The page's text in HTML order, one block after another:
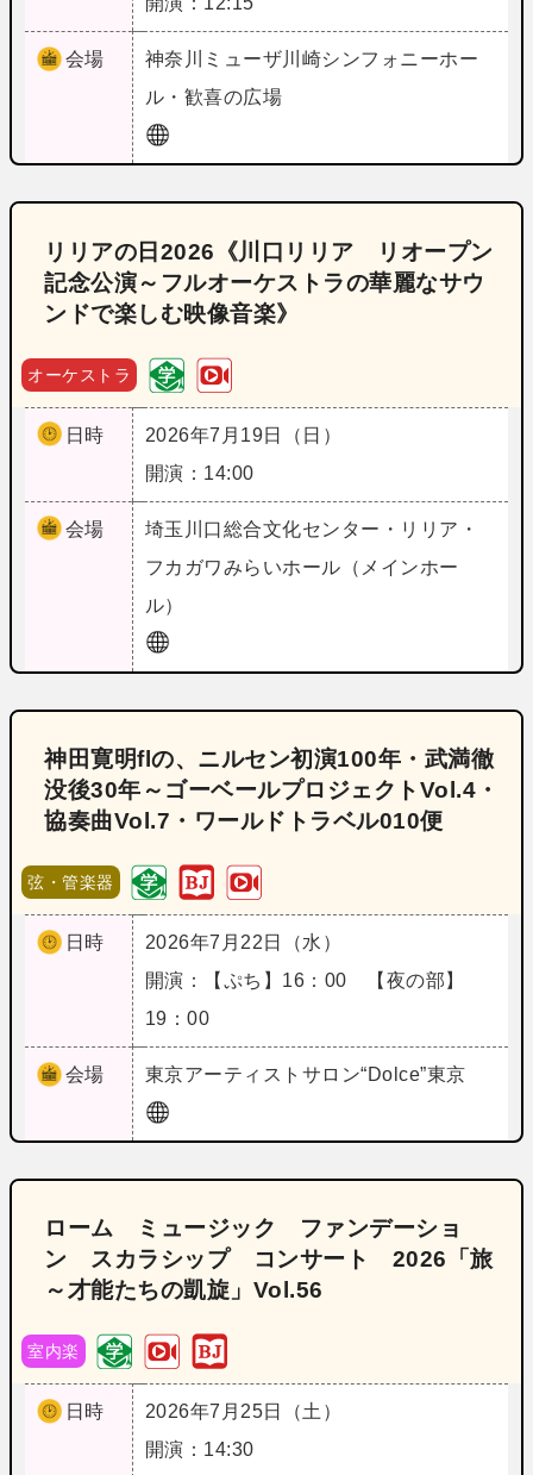
会場 神奈川
ミューザ川崎シンフォニーホー
ル・歓喜の広場
リリアの日2026《川口リリア リオープン
記念公演～フルオーケストラの華麗なサウ
ンドで楽しむ映像音楽》
オーケストラ
日時
2026年7月19日（日）
開演：14:00
会場 埼玉 川口総合文化センター・リリア・
フカガワみらいホール（メインホー
ル）
神田寛明flの、ニルセン初演100年・武満徹
没後30年～ゴーベールプロジェクトVol.4・
協奏曲Vol.7・ワールドトラベル010便
弦・管楽器
日時
2026年7月22日（水）
開演：【ぷち】16：00 【夜の部】
19：00
会場 東京アーティストサロン“Dolce”東京
ローム ミュージック ファンデーショ
ン スカラシップ コンサート 2026「旅
～才能たちの凱旋」Vol.56
室内楽
日時
2026年7月25日（土）
開演：14:30